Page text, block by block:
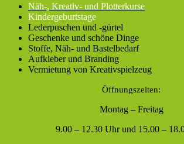
Näh-, Kreativ- und Plotterkurse
Kindergeburtstage
Lederpuschen und -gürtel
Geschenke und schöne Dinge
Stoffe, Näh- und Bastelbedarf
Aufkleber und Branding
Vermietung von Kreativspielzeug
Öffnungszeiten:
Montag – Freitag
9.00 – 12.30 Uhr und 15.00 –